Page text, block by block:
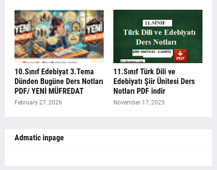
10.Sınıf Edebiyat 3.Tema
Dünden Bugüne Ders Notları
PDF/ YENİ MÜFREDAT
February 27, 2026
11.Sınıf Türk Dili ve
Edebiyatı Şiir Ünitesi Ders
Notları PDF indir
November 17, 2025
Admatic inpage